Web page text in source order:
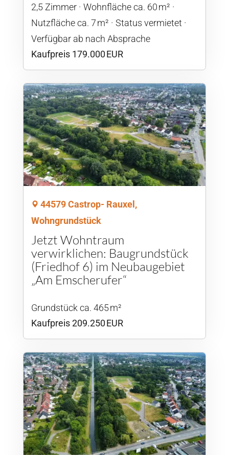
2,5 Zimmer
Wohnfläche ca. 60 m²
Nutzfläche ca. 7 m²
Status vermietet
Verfügbar ab nach Absprache
Kaufpreis 179.000 EUR
44579 Castrop- Rauxel,
Wohngrundstück
Jetzt Wohntraum
verwirklichen: Baugrundstück
(Friedhof 6) im Neubaugebiet
„Am Emscherufer“
Grund­stück ca. 465 m²
Kaufpreis 209.250 EUR